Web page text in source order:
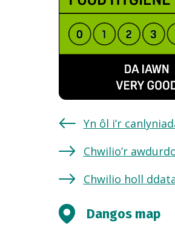
Yn ôl i’r
Chwilio’r
Chwilio holl
Dangos map